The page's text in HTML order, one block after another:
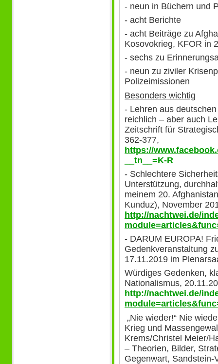
- neun in Büchern und
- acht Berichte
- acht Beiträge zu
Kosovokrieg, KFOR in
- sechs zu
- neun zu ziviler
Polizeimissionen
Besonders wichtig
- Lehren aus
reichlich – aber auch
Zeitschrift für
362-377,
https://
__tn__=K-R
- Schlechtere
Unterstützung,
meinem 20.
Kunduz), November
http://nachtwei.de/
- DARUM EUROPA!
Gedenkveranstaltung
17.11.2019 im
Würdiges Gedenken,
Nationalismus,
http://nachtwei.de/
„Nie wieder!“ Nie
Krieg und
Krems/Christel Meier/
– Theorien, Bilder,
Gegenwart, Sandstein-